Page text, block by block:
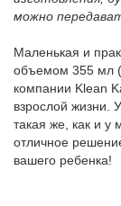
можно
Маленькая и
объемом 355 мл
компании Klean
взрослой жизни.
такая же, как и у
отличное
вашего ребенка!